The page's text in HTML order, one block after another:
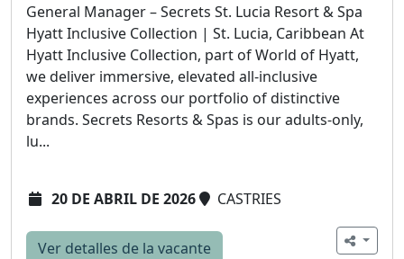
General Manager – Secrets St. Lucia Resort & Spa
Hyatt Inclusive Collection | St. Lucia, Caribbean At
Hyatt Inclusive Collection, part of World of Hyatt,
we deliver immersive, elevated all-inclusive
experiences across our portfolio of distinctive
brands. Secrets Resorts & Spas is our adults-only,
lu...
20 DE ABRIL DE 2026 CASTRIES
Ver detalles de la vacante